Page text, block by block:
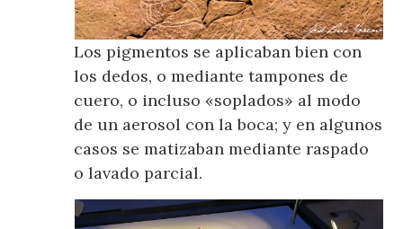
Los pigmentos se aplicaban bien con
los dedos, o mediante tampones de
cuero, o incluso «soplados» al modo
de un aerosol con la boca; y en algunos
casos se matizaban mediante raspado
o lavado parcial.